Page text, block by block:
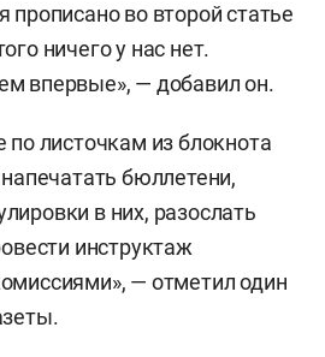
прописано во второй статье
ничего у нас нет.
впервые», — добавил он.
по листочкам из блокнота
бюллетени,
в них, разослать
инструктаж
— отметил один